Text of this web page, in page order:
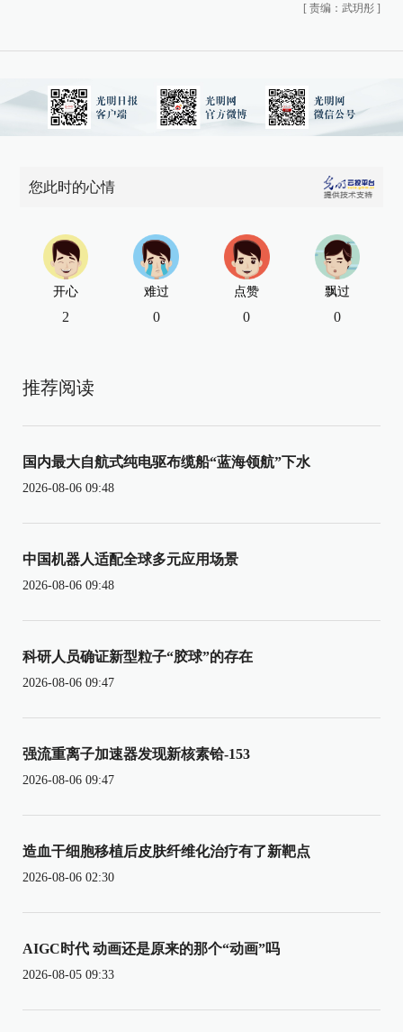
[ 责编：武玥彤 ]
您此时的心情
开心
2
难过
0
点赞
0
飘过
0
推荐阅读
国内最大自航式纯电驱布缆船“蓝海领航”下水
2026-08-06 09:48
中国机器人适配全球多元应用场景
2026-08-06 09:48
科研人员确证新型粒子“胶球”的存在
2026-08-06 09:47
强流重离子加速器发现新核素铪-153
2026-08-06 09:47
造血干细胞移植后皮肤纤维化治疗有了新靶点
2026-08-06 02:30
AIGC时代 动画还是原来的那个“动画”吗
2026-08-05 09:33